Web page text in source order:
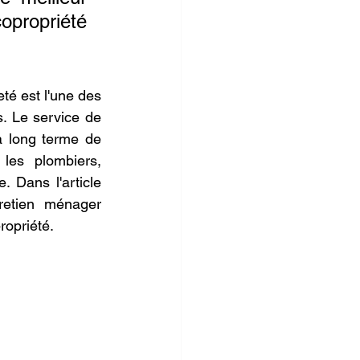
est l'une des
long terme de
plombiers,
Dans l'article
ménager